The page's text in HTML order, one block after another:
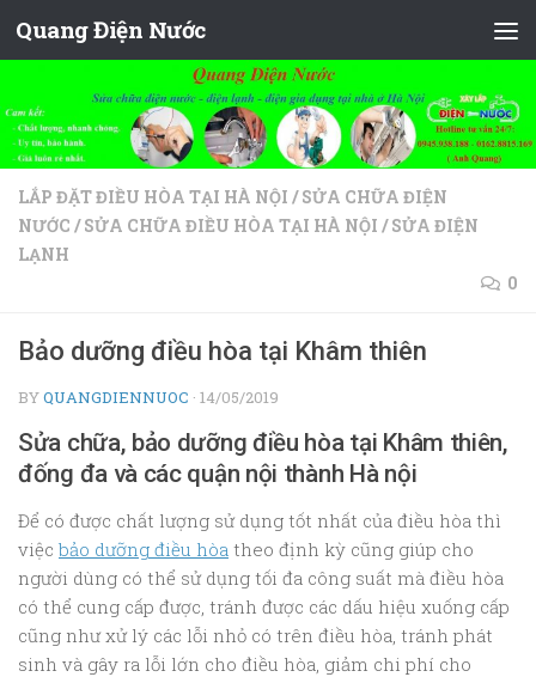
Skip to content
Quang Điện Nước
LẮP ĐẶT ĐIỀU HÒA TẠI HÀ NỘI / SỬA CHỮA ĐIỆN
NƯỚC / SỬA CHỮA ĐIỀU HÒA TẠI HÀ NỘI / SỬA ĐIỆN
LẠNH
0
Bảo dưỡng điều hòa tại Khâm thiên
BYQUANGDIENNUOC · 14/05/2019
Sửa chữa, bảo dưỡng điều hòa tại Khâm thiên,
đống đa và các quận nội thành Hà nội
Để có được chất lượng sử dụng tốt nhất của điều hòa thì
việc bảo dưỡng điều hòa theo định kỳ cũng giúp cho
người dùng có thể sử dụng tối đa công suất mà điều hòa
có thể cung cấp được, tránh được các dấu hiệu xuống cấp
cũng như xử lý các lỗi nhỏ có trên điều hòa, tránh phát
sinh và gây ra lỗi lớn cho điều hòa, giảm chi phí cho